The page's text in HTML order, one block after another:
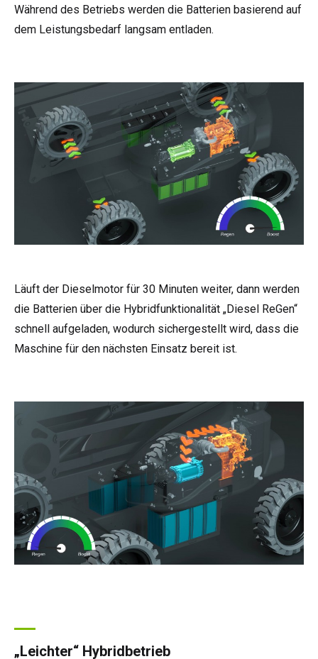
Während des Betriebs werden die Batterien basierend auf
dem Leistungsbedarf langsam entladen.
Läuft der Dieselmotor für 30 Minuten weiter, dann werden
die Batterien über die Hybridfunktionalität „Diesel ReGen“
schnell aufgeladen, wodurch sichergestellt wird, dass die
Maschine für den nächsten Einsatz bereit ist.
„Leichter“ Hybridbetrieb